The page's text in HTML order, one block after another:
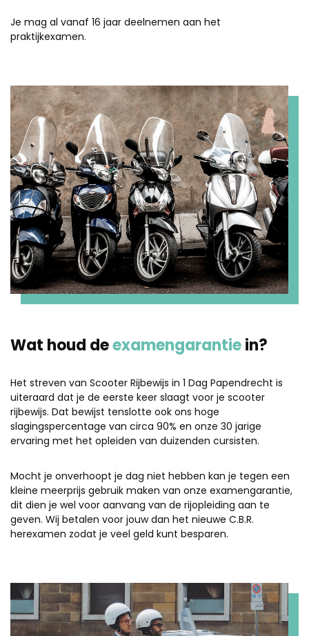
Je mag al vanaf 16 jaar deelnemen aan het
praktijkexamen.
Wat houd deexamengarantiein?
Het streven van Scooter Rijbewijs in 1 Dag Papendrecht is
uiteraard dat je de eerste keer slaagt voor je scooter
rijbewijs. Dat bewijst tenslotte ook ons hoge
slagingspercentage van circa 90% en onze 30 jarige
ervaring met het opleiden van duizenden cursisten.
Mocht je onverhoopt je dag niet hebben kan je tegen een
kleine meerprijs gebruik maken van onze examengarantie,
dit dien je wel voor aanvang van de rijopleiding aan te
geven. Wij betalen voor jouw dan het nieuwe C.B.R.
herexamen zodat je veel geld kunt besparen.